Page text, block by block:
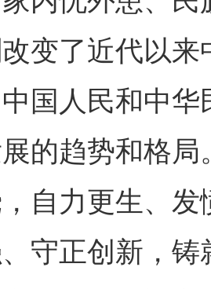
变了近代以
国人民和中
的趋势和格
自力更生、
守正创新，